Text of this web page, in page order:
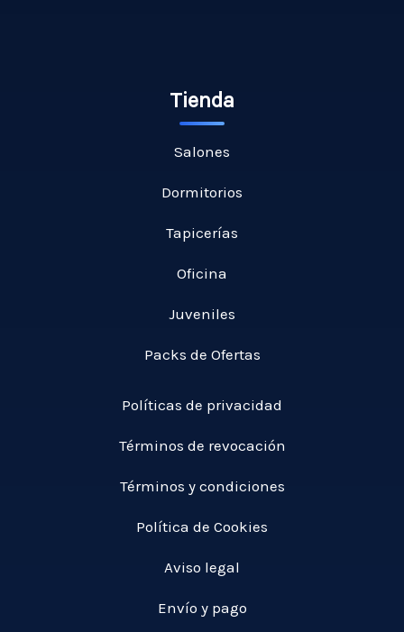
Tienda
Salones
Dormitorios
Tapicerías
Oficina
Juveniles
Packs de Ofertas
Políticas de privacidad
Términos de revocación
Términos y condiciones
Política de Cookies
Aviso legal
Envío y pago